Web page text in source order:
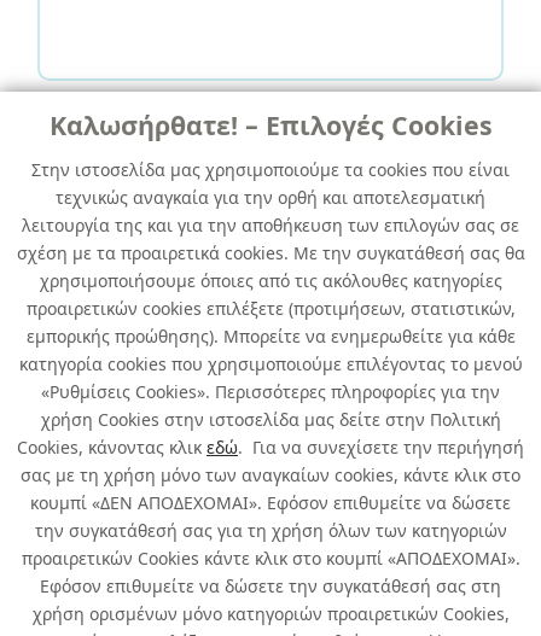
Καλωσήρθατε! – Επιλογές Cookies
Στην ιστοσελίδα μας χρησιμοποιούμε τα cookies που είναι
τεχνικώς αναγκαία για την ορθή και αποτελεσματική
λειτουργία της και για την αποθήκευση των επιλογών σας σε
σχέση με τα προαιρετικά cookies. Με την συγκατάθεσή σας θα
χρησιμοποιήσουμε όποιες από τις ακόλουθες κατηγορίες
προαιρετικών cookies επιλέξετε (προτιμήσεων, στατιστικών,
εμπορικής προώθησης). Μπορείτε να ενημερωθείτε για κάθε
κατηγορία cookies που χρησιμοποιούμε επιλέγοντας το μενού
«Ρυθμίσεις Cookies». Περισσότερες πληροφορίες για την
χρήση Cookies στην ιστοσελίδα μας δείτε στην Πολιτική
Cookies, κάνοντας κλικ εδώ. Για να συνεχίσετε την περιήγησή
σας με τη χρήση μόνο των αναγκαίων cookies, κάντε κλικ στο
κουμπί «ΔΕΝ ΑΠΟΔΕΧΟΜΑΙ». Εφόσον επιθυμείτε να δώσετε
την συγκατάθεσή σας για τη χρήση όλων των κατηγοριών
προαιρετικών Cookies κάντε κλικ στο κουμπί «ΑΠΟΔΕΧΟΜΑΙ».
Εφόσον επιθυμείτε να δώσετε την συγκατάθεσή σας στη
χρήση ορισμένων μόνο κατηγοριών προαιρετικών Cookies,
ΓENIKHΣ XPHΣHΣ
DUPLICOLOR NEXT RAL 3020 traffic
red gloss 400 ml
κωδ. 247991521
6τμχ/ συσκευασία
Άμεσα Διαθέσιμο
Σχετικά με εμάς
Χρήσιμα